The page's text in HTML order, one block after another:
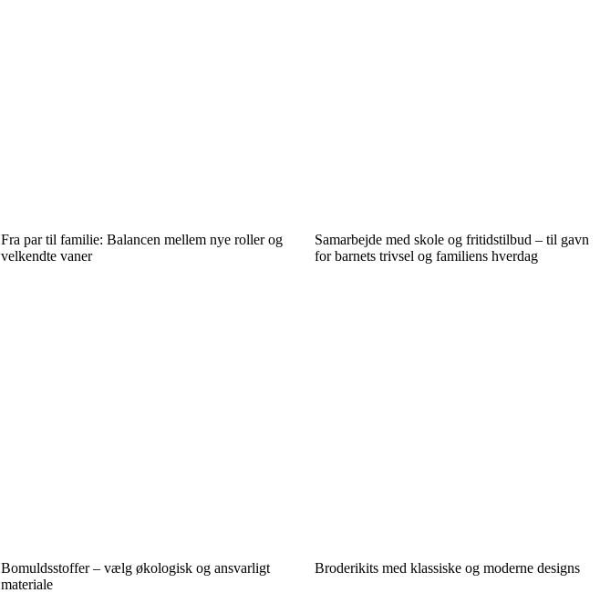
Fra par til familie: Balancen mellem nye roller og
velkendte vaner
Samarbejde med skole og fritidstilbud – til gavn
for barnets trivsel og familiens hverdag
Bomuldsstoffer – vælg økologisk og ansvarligt
materiale
Broderikits med klassiske og moderne designs